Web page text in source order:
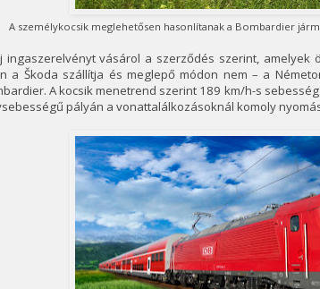
A személykocsik meglehetősen hasonlítanak a Bombardier
ingaszerelvényt vásárol a szerződés szerint,
a Škoda szállítja és meglepő módon nem – a
A kocsik menetrend szerint 189 km/h-s
pályán a vonattalálkozásoknál komoly